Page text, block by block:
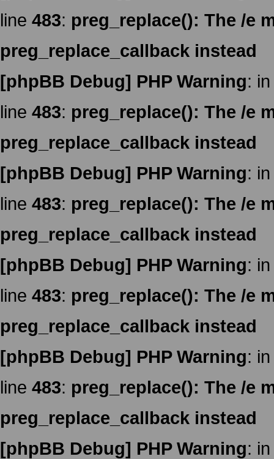
line 483: preg_replace(): The /e
preg_replace_callback instead
[phpBB Debug] PHP Warning:
line 483: preg_replace(): The /e
preg_replace_callback instead
[phpBB Debug] PHP Warning:
line 483: preg_replace(): The /e
preg_replace_callback instead
[phpBB Debug] PHP Warning:
line 483: preg_replace(): The /e
preg_replace_callback instead
[phpBB Debug] PHP Warning:
line 483: preg_replace(): The /e
preg_replace_callback instead
[phpBB Debug] PHP Warning: